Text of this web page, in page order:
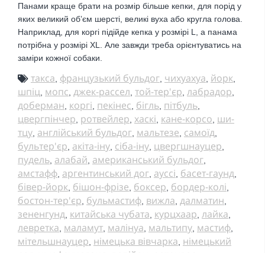
Панами краще брати на розмір більше кепки, для порід у
яких великий обʼєм шерсті, великі вуха або кругла голова.
Наприклад, для коргі підійде кепка у розмірі L, а панама
потрібна у розмірі XL. Але завжди треба орієнтуватись на
заміри кожної собаки.
такса французький бульдог чихуахуа йорк
шпіц мопс джек-рассел той-тер'єр лабрадор
доберман коргі пекінес бігль пітбуль
цвергпінчер ротвейлер хаскі кане-корсо ши-
тцу англійський бульдог мальтезе самоїд
бультер'єр акіта-іну сіба-іну цвергшнауцер
пудель алабай американський бульдог
амстафф аргентинський дог ауссі басет-гаунд
бівер-йорк бішон-фрізе боксер бордер-колі
бостон-тер'єр бульмастиф вижла далматин
зененгунд китайська чубата курцхаар лайка
левретка маламут малінуа мальтипу мастиф
мітельшнауцер німецька вівчарка німецький